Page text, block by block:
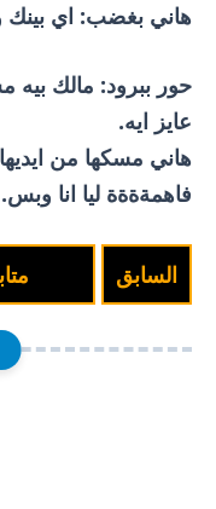
هاني بغضب: اي
حور ببرود: مالك
عايز ايه.
هاني مسكها من
فاهمةةةة ليا انا وبس.
السابق